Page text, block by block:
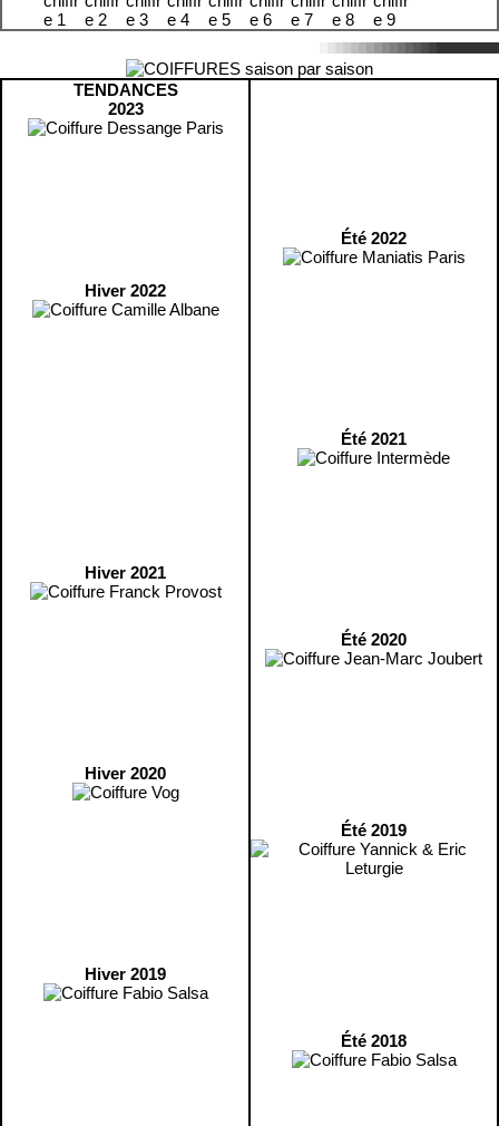
TENDANCES
2023
Hiver 2022
Hiver 2021
Hiver 2020
Hiver 2019
Été 2022
Été 2021
Été 2020
Été 2019
Été 2018